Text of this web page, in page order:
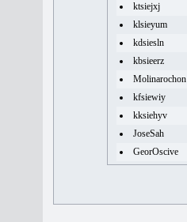
ktsiejxj
klsieyum
kdsiesln
kbsieerz
Molinarochon
kfsiewiy
kksiehyv
JoseSah
GeorOscive